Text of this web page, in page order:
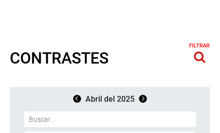
CONTRASTES
FILTRAR
Abril del 2025